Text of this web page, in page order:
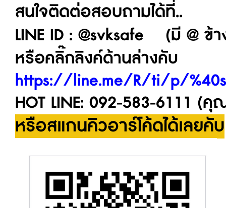
สนใจติดต่อสอบถามได้ที่..
LINE ID : @svksafe (มี @ ข้
หรือคลิ๊กลิงค์ด้านล่างคับ
https://line.me/R/ti/p/
HOT LINE: 092-583-6111 (คุ
หรือสแกนคิวอาร์โค้ดได้เลยคับ